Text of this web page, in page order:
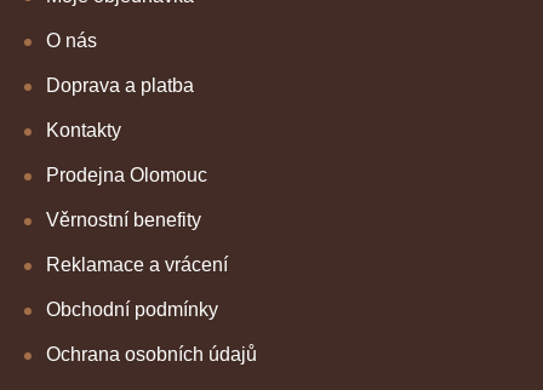
O nás
Doprava a platba
Kontakty
Prodejna Olomouc
Věrnostní benefity
Reklamace a vrácení
Obchodní podmínky
Ochrana osobních údajů